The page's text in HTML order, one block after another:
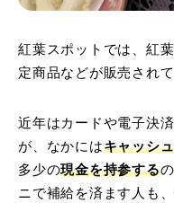
紅葉スポットでは、紅
定商品などが販売され
近年はカードや電子決
が、なかにはキャッシ
多少の現金を持参する
ニで補給を済ます人も